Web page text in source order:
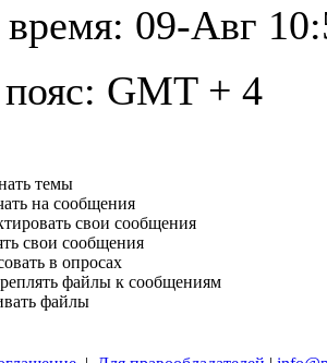
09-Авг
GMT + 4
темы
на сообщения
свои сообщения
свои сообщения
в опросах
файлы к сообщениям
файлы